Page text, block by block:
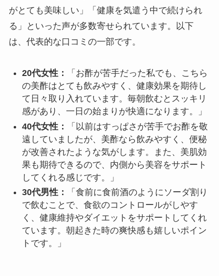
がとても美味しい」「健康を気遣う中で続けられ
る」といった声が多数寄せられています。以下
は、代表的な口コミの一部です。
20代女性：
「お酢が苦手だった私でも、こちら
の美酢はとても飲みやすく、健康効果を期待し
て日々取り入れています。毎朝飲むとスッキリ
感があり、一日の始まりが快適になります。」
40代女性：
「以前はすっぱさが苦手でお酢を敬
遠していましたが、美酢なら飲みやすく、便秘
が改善されたような気がします。また、美肌効
果も期待できるので、内側から美容をサポート
してくれる感じです。」
30代男性：
「食前に食前酒のようにソーダ割り
で飲むことで、食欲のコントロールがしやす
く、健康維持やダイエットをサポートしてくれ
ています。朝起きた時の爽快感も嬉しいポイン
トです。」